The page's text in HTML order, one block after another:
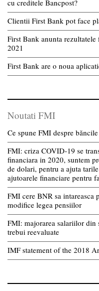
cu creditele Bancpost?
Clientii First Bank pot face
First Bank anunta
2021
First Bank are o noua
Noutati FMI
Ce spune FMI despre
FMI: criza COVID-19 se
financiara in 2020, suntem
de dolari, pentru a ajuta
ajutoarele financiare pentru
FMI cere BNR sa intareasca
modifice legea pensiilor
FMI: majorarea salariilor
trebui reevaluate
IMF statement of the 2018